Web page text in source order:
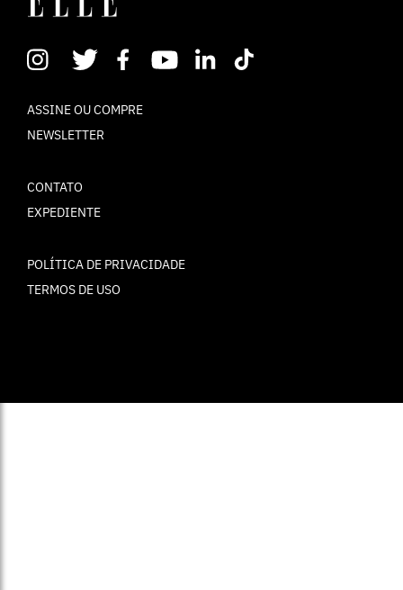
ASSINE OU COMPRE
NEWSLETTER
CONTATO
EXPEDIENTE
POLÍTICA DE PRIVACIDADE
TERMOS DE USO